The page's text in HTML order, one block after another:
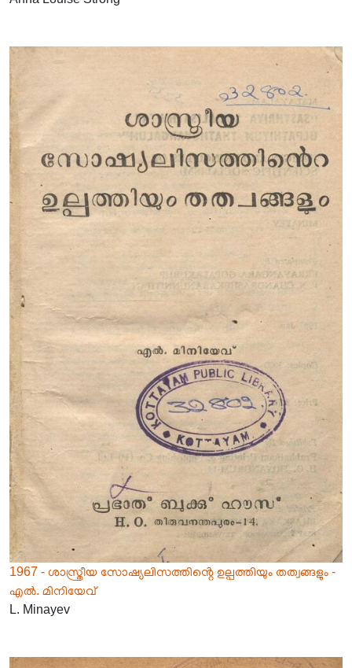
1967 - ശാസ്ത്രീയ സോഷ്യലിസത്തിൻ്റെ ഉല്പത്തിയും തത്വങ്ങളും -
എൽ. മിനിയേവ്
L. Minayev